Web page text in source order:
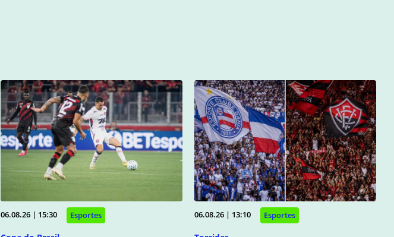
06.08.26 | 15:30 Esportes 06.08.26 | 13:10 Esportes